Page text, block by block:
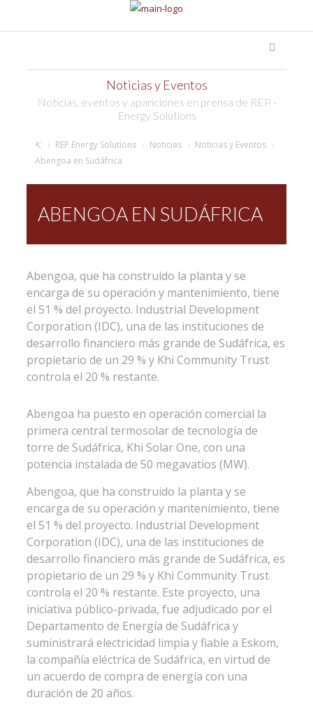
Noticias y Eventos
Noticias, eventos y apariciones en prensa de REP -
Energy Solutions
REP Energy Solutions Noticias
Noticias y Eventos
Abengoa en Sudáfrica
ABENGOA EN SUDÁFRICA
Abengoa, que ha construido la planta y se
encarga de su operación y mantenimiento, tiene
el 51 % del proyecto. Industrial Development
Corporation (IDC), una de las instituciones de
desarrollo financiero más grande de Sudáfrica, es
propietario de un 29 % y Khi Community Trust
controla el 20 % restante.
Abengoa ha puesto en operación comercial la
primera central termosolar de tecnología de
torre de Sudáfrica, Khi Solar One, con una
potencia instalada de 50 megavatios (MW).
Abengoa, que ha construido la planta y se
encarga de su operación y mantenimiento, tiene
el 51 % del proyecto. Industrial Development
Corporation (IDC), una de las instituciones de
desarrollo financiero más grande de Sudáfrica, es
propietario de un 29 % y Khi Community Trust
controla el 20 % restante. Este proyecto, una
iniciativa público-privada, fue adjudicado por el
Departamento de Energía de Sudáfrica y
suministrará electricidad limpia y fiable a Eskom,
la compañía eléctrica de Sudáfrica, en virtud de
un acuerdo de compra de energía con una
duración de 20 años.